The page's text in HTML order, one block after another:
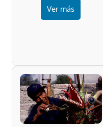
Ver más